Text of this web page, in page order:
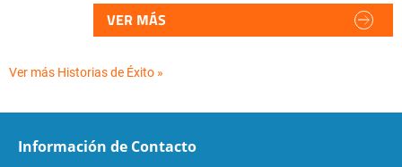
VER MÁS
Ver más Historias de Éxito »
Información de Contacto